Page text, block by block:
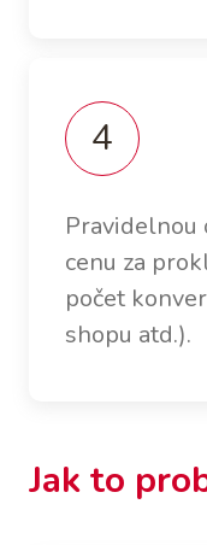
Pravidelnou
cenu za
počet
shopu atd.).
Jak to